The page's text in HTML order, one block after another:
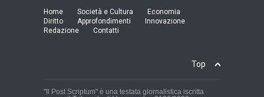
In Memoria di Albino Perolo:
possibile il Parco delle Mura
23:01, 27/06/23
Home Società e Cultura
Economia
Diritto
Approfondimenti
Innovazione
Redazione
Contatti
Top
"Il Post Scriptum" è una testata giornalistica iscritta